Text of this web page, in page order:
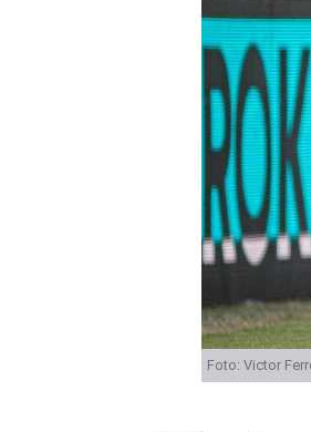
Foto: Victor